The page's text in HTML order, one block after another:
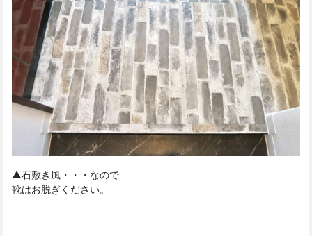
▲石敷き風・・・なので
靴はお脱ぎください。